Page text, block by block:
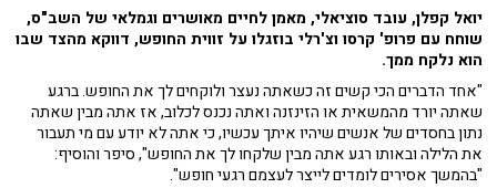
יואל קפלן, עובד סוציאלי, מאמן לחיים מאושרים וגמלאי של השב"ס,
שוחח עם פרופ' קרסו וצ'רלי בוזגלו על זווית החופש, דווקא מהצד שבו
הוא נלקח ממך.
"אחד הדברים הכי קשים זה כשאתה נעצר ולוקחים לך את החופש. ברגע
שאתה יורד מהמשאית או הזינזנה ואתה נכנס לכלוב, אז אתה מבין שאתה
נתון בחסדים של אנשים שיהיו איתך עכשיו, כי אתה לא יודע עם מי תעבור
את הלילה ובאותו רגע אתה מבין שלקחו לך את החופש", סיפר והוסיף:
"בהמשך אסירים לומדים לייצר לעצמם רגעי חופש".